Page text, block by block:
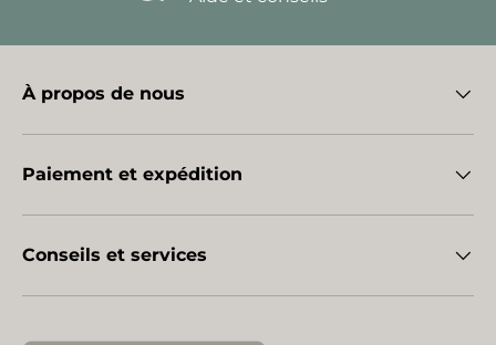
À propos de nous
Paiement et expédition
Conseils et services